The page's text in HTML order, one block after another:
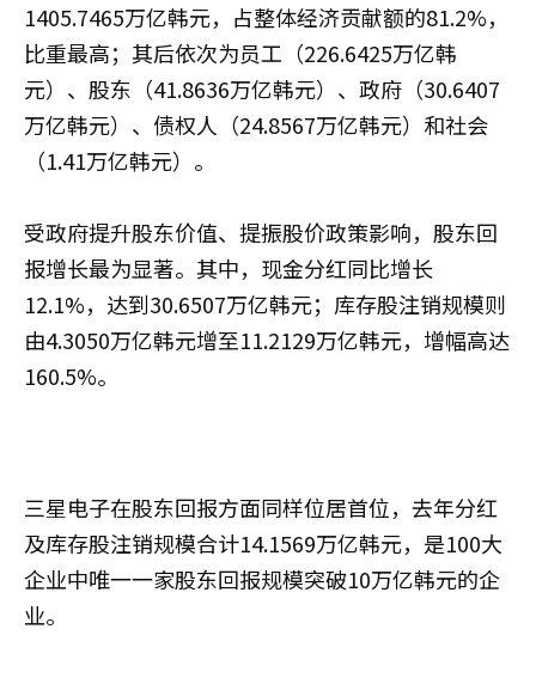
1405.7465万亿韩元，占整体经济贡献额的81.2%，
比重最高；其后依次为员工（226.6425万亿韩
元）、股东（41.8636万亿韩元）、政府（30.6407
万亿韩元）、债权人（24.8567万亿韩元）和社会
（1.41万亿韩元）。
受政府提升股东价值、提振股价政策影响，股东回
报增长最为显著。其中，现金分红同比增长
12.1%，达到30.6507万亿韩元；库存股注销规模则
由4.3050万亿韩元增至11.2129万亿韩元，增幅高达
160.5%。
三星电子在股东回报方面同样位居首位，去年分红
及库存股注销规模合计14.1569万亿韩元，是100大
企业中唯一一家股东回报规模突破10万亿韩元的企
业。